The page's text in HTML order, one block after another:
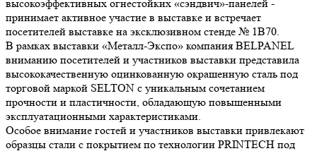
высокоэффективных огнестойких «сэндвич»-панелей -
принимает активное участие в выставке и встречает
посетителей выставке на эксклюзивном стенде № 1В70.
В рамках выставки «Металл-Экспо» компания BELPANEL
вниманию посетителей и участников выставки представила
высококачественную оцинкованную окрашенную сталь под
торговой маркой SELTON с уникальным сочетанием
прочности и пластичности, обладающую повышенными
эксплуатационными характеристиками.
Особое внимание гостей и участников выставки привлекают
образцы стали с покрытием по технологии PRINTECH под